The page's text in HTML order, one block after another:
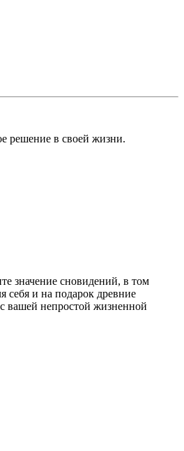
решение в своей жизни.
значение сновидений, в том
себя и на подарок древние
вашей непростой жизненной